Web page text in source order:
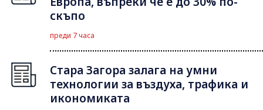
скъпо
преди 7 часа
Стара Загора залага на умни
технологии за въздуха, трафика и
икономиката